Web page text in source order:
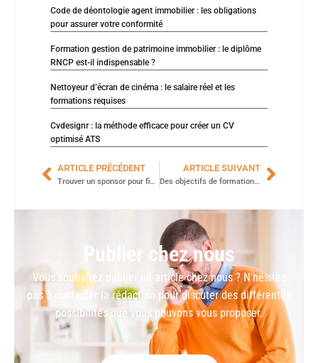
Code de déontologie agent immobilier : les obligations
pour assurer votre conformité
Formation gestion de patrimoine immobilier : le diplôme
RNCP est-il indispensable ?
Nettoyeur d’écran de cinéma : le salaire réel et les
formations requises
Cvdesignr : la méthode efficace pour créer un CV
optimisé ATS
ARTICLE PRÉCÉDENT
Trouver un sponsor pour financer un projet
ARTICLE SUIVANT
Des objectifs de formation qui renversent vos attentes : exemples inspirants
Publier chez nous
Vous souhaitez publier un article chez nous ? N’hésitez
pas à contacter la rédaction pour discuter des différentes
possibilités que vous pouvons vous proposer.